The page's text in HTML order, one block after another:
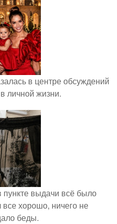
в центре обсуждений
личной жизни.
выдачи всё было
хорошо, ничего не
беды.